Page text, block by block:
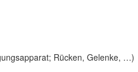
Rücken, Gelenke, …)